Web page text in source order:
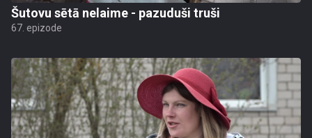
Šutovu sētā nelaime - pazuduši truši
67. epizode